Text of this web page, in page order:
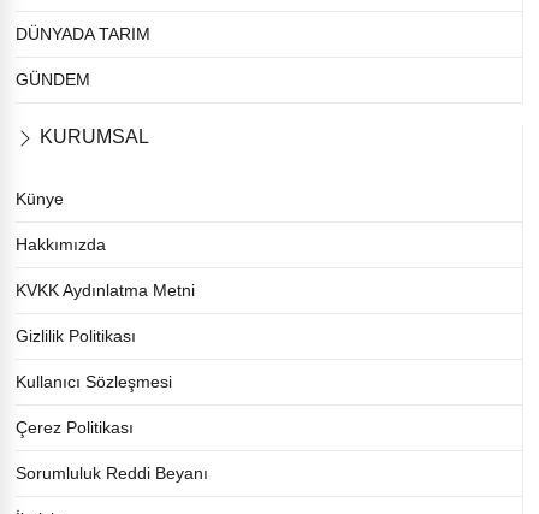
DÜNYADA TARIM
GÜNDEM
KURUMSAL
Künye
Hakkımızda
KVKK Aydınlatma Metni
Gizlilik Politikası
Kullanıcı Sözleşmesi
Çerez Politikası
Sorumluluk Reddi Beyanı